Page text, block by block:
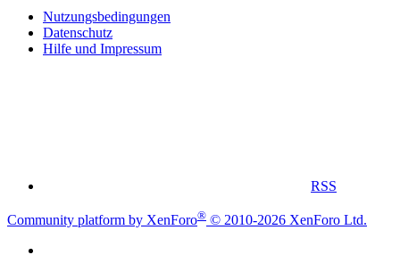
Nutzungsbedingungen
Datenschutz
Hilfe und Impressum
RSS
Community platform by XenForo® © 2010-2026 XenForo Ltd.